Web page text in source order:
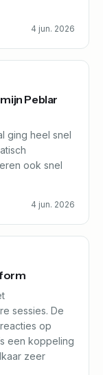
4 jun. 2026
Peblar
ging heel snel
ook snel
4 jun. 2026
sessies. De
op
een koppeling
zeer